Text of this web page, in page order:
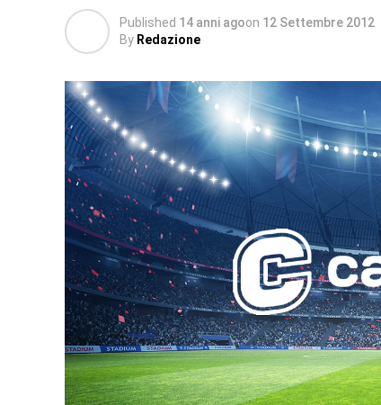
Published 14 anni agoon 12 Settembre 2012
By Redazione